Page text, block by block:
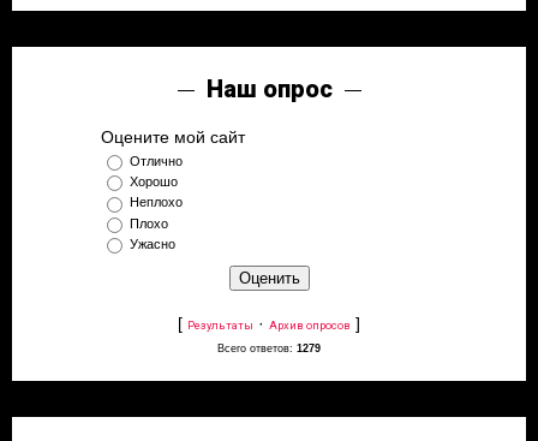
Наш опрос
Оцените мой сайт
Отлично
Хорошо
Неплохо
Плохо
Ужасно
[ Результаты · Архив опросов ]
Всего ответов: 1279